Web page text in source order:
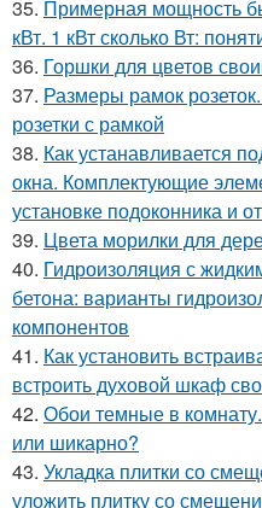
35. Примерная мощность
кВт. 1 кВт сколько Вт:
36. Горшки для цветов
37. Размеры рамок
розетки с рамкой
38. Как устанавливается
окна. Комплектующие
установке подоконника и
39. Цвета морилки для
40. Гидроизоляция с
бетона: варианты
компонентов
41. Как установить
встроить духовой шкаф
42. Обои темные в
или шикарно?
43. Укладка плитки со
уложить плитку со